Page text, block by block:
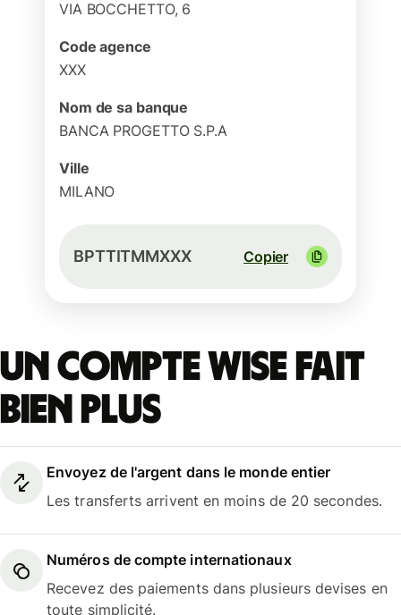
VIA BOCCHETTO, 6
Code agence
XXX
Nom de sa banque
BANCA PROGETTO S.P.A
Ville
MILANO
BPTTITMMXXX Copier
Un compte Wise fait
bien plus
Envoyez de l'argent dans le monde entier
Les transferts arrivent en moins de 20 secondes.
Numéros de compte internationaux
Recevez des paiements dans plusieurs devises en
toute simplicité.